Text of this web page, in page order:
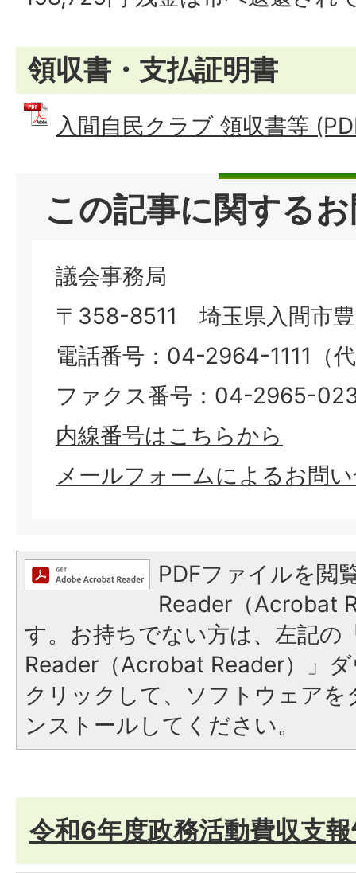
領収書・支払証明書
入間自民クラブ 領収書等
この記事に関する
議会事務局
〒358-8511 埼玉県入間市
電話番号：04-2964-1111（
ファクス番号：04-2965-
​​​​​​​内線番号はこちらから
メールフォームによるお問
PDFファイルを閲
Reader（Acrobat
す。お持ちでない方は、左記の
Reader（Acrobat Reader）」
クリックして、ソフトウェア
ンストールしてください。
令和6年度政務活動費収支